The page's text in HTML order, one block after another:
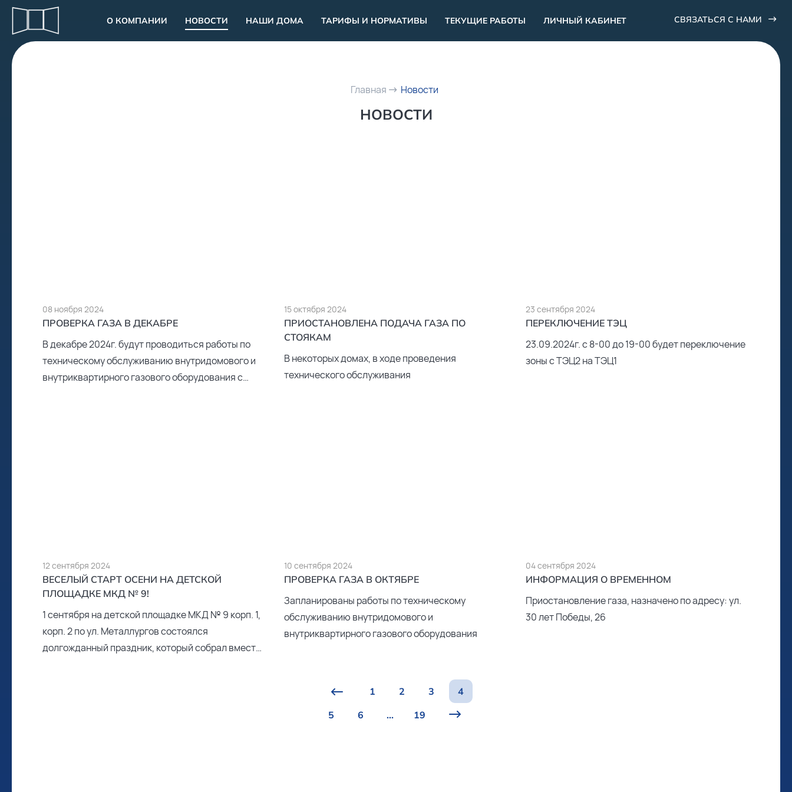
О КОМПАНИИ НОВОСТИ НАШИ ДОМА ТАРИФЫ И НОРМАТИВЫ ТЕКУЩИЕ РАБОТЫ ЛИЧНЫЙ КАБИНЕТ СВЯЗАТЬСЯ С НАМИ
Аварийная служба
Приемная
+7 (3412) 942-450
Главная Новости
НОВОСТИ
08 ноября 2024
ПРОВЕРКА ГАЗА В ДЕКАБРЕ
В декабре 2024г. будут проводиться работы по
техническому обслуживанию внутридомового и
внутриквартирного газового оборудования с
15 октября 2024
ПРИОСТАНОВЛЕНА ПОДАЧА ГАЗА ПО
СТОЯКАМ
В некоторых домах, в ходе проведения
технического обслуживания
23 сентября 2024
ПЕРЕКЛЮЧЕНИЕ ТЭЦ
23.09.2024г. с 8-00 до 19-00 будет переключение
зоны с ТЭЦ2 на ТЭЦ1
12 сентября 2024
ВЕСЕЛЫЙ СТАРТ ОСЕНИ НА ДЕТСКОЙ
ПЛОЩАДКЕ МКД № 9!
1 сентября на детской площадке МКД № 9 корп. 1,
корп. 2 по ул. Металлургов состоялся
долгожданный праздник, который собрал вместе
10 сентября 2024
ПРОВЕРКА ГАЗА В ОКТЯБРЕ
Запланированы работы по техническому
обслуживанию внутридомового и
внутриквартирного газового оборудования
04 сентября 2024
ИНФОРМАЦИЯ О ВРЕМЕННОМ
Приостановление газа, назначено по адресу: ул.
30 лет Победы, 26
1 2 3
4
5
6 ... 19